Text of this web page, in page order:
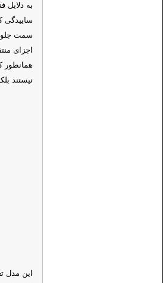
به دلایل
ساییدگی
سمت
اجزای
همانطور
نیستند
این مدل